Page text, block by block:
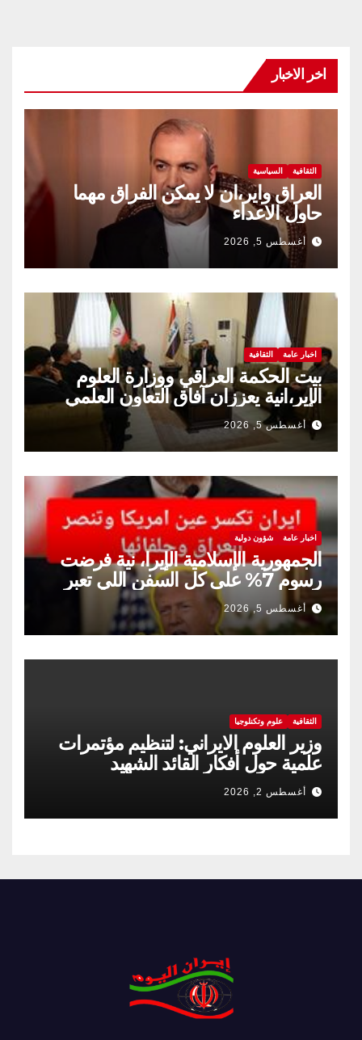
اخر الاخبار
الثقافية السياسية
العراق واير،ان لا يمكن الفراق مهما
حاول الاعداء
أغسطس 5, 2026
اخبار عامة الثقافية
بيت الحكمة العراقي ووزارة العلوم
الإير،انية يعززان آفاق التعاون العلمي
والثقافي.
أغسطس 5, 2026
اخبار عامة شؤون دولية
الجمهورية الإسلامية الإيرا، نية فرضت
رسوم 7% على كل السفن اللي تعبر
مضيق هرمز
أغسطس 5, 2026
الثقافية علوم وتكنلوجيا
وزير العلوم الايراني: لتنظيم مؤتمرات
علمية حول أفكار القائد الشهيد
أغسطس 2, 2026